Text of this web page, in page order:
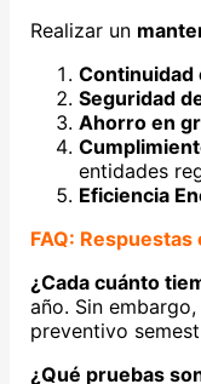
Realizar un
Continuidad
Seguridad
Ahorro en
entidades
Eficiencia
FAQ:
¿Cada cuánto
año. Sin
preventivo
¿Qué pruebas